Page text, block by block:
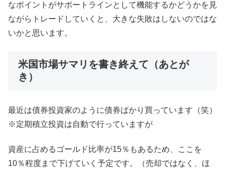
なポイントがサポートラインとして機能するかどうかを見
ながらトレードしていくと、大きな失敗はしないのではな
いかと思います。
米国市場サマリを書き終えて（あとが
き）
最近は債券投資家のように債券ばかり買っています（笑）
※定期積立投資は自動で行っていますが
資産に占めるゴールド比率が15％もあるため、ここを
10％程度まで下げていく予定です。（売却ではなく、ほ